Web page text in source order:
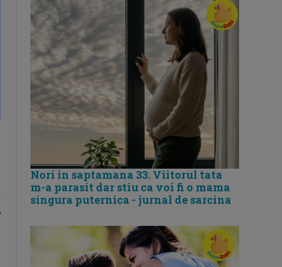
Nori in saptamana 33. Viitorul tata
m-a parasit dar stiu ca voi fi o mama
singura puternica - jurnal de sarcina